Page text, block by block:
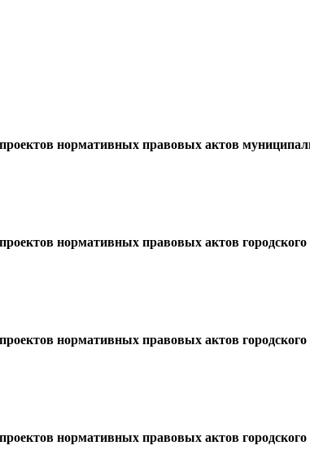
нормативных правовых актов
нормативных правовых актов
нормативных правовых актов
нормативных правовых актов